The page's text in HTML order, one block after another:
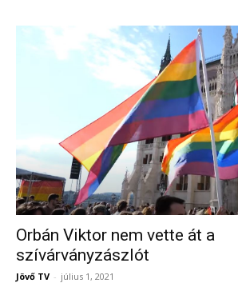
Orbán Viktor nem vette át a
szívárványzászlót
Jövő TV - július 1, 2021